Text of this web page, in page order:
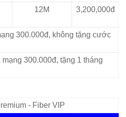
12M 3,200,000đ
300.000đ, không tặng cước
mạng 300.000đ, tặng 1 tháng
- Fiber VIP